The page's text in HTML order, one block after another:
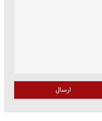
ارسال